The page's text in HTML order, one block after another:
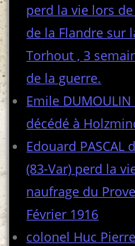
perd la vie lors
de la Flandre sur
Torhout , 3
de la guerre.
Emile
décédé à
Edouard PASCAL
(83-Var) perd la
naufrage du
Février 1916
colonel Huc